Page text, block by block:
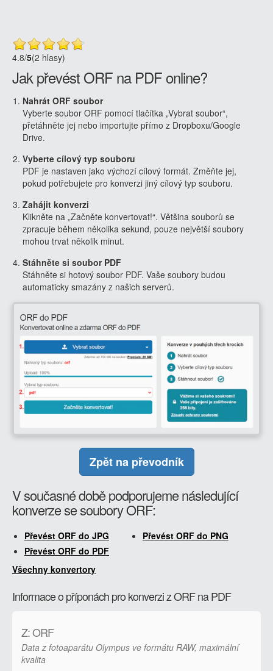
4.8/5(2 hlasy)
Jak převést ORF na PDF online?
Nahrát ORF soubor
Vyberte soubor ORF pomocí tlačítka „Vybrat soubor“,
přetáhněte jej nebo importujte přímo z Dropboxu/Google
Drive.
Vyberte cílový typ souboru
PDF je nastaven jako výchozí cílový formát. Změňte jej,
pokud potřebujete pro konverzi jiný cílový typ souboru.
Zahájit konverzi
Klikněte na „Začněte konvertovat!“. Většina souborů se
zpracuje během několika sekund, pouze největší soubory
mohou trvat několik minut.
Stáhněte si soubor PDF
Stáhněte si hotový soubor PDF. Vaše soubory budou
automaticky smazány z našich serverů.
Zpět na převodník
V současné době podporujeme následující
konverze se soubory ORF:
Převést ORF do JPG
Převést ORF do PNG
Převést ORF do PDF
Všechny konvertory
Informace o příponách pro konverzi z ORF na PDF
Z: ORF
Data z fotoaparátu Olympus ve formátu RAW, maximální
kvalita